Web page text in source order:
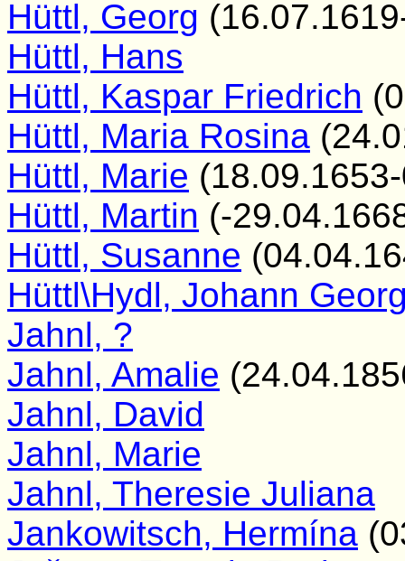
Hüttl, Georg
Hüttl, Hans
Hüttl, Kaspar Friedrich
Hüttl, Maria Rosina
Hüttl, Marie
Hüttl, Martin (-
Hüttl, Susanne
Hüttl\Hydl, Johann
Jahnl, ?
Jahnl, Amalie
Jahnl, David
Jahnl, Marie
Jahnl, Theresie Juliana
Jankowitsch, Hermína